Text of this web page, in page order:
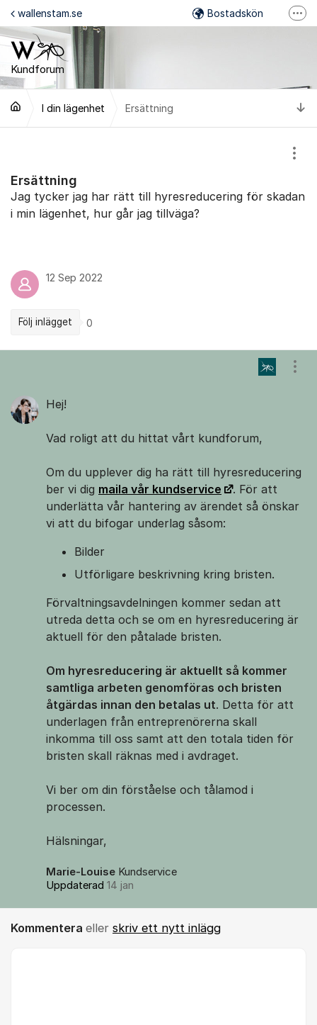
Hoppa till innehåll
Kundforum
wallenstam.se Bostadskön
Wallenstam på Facebook
I din lägenhet Ersättning
Ersättning
Jag tycker jag har rätt till hyresreducering för skadan
i min lägenhet, hur går jag tillväga?
12 Sep 2022
Följ inlägget 0
Hej!
Vad roligt att du hittat vårt kundforum,
Om du upplever dig ha rätt till hyresreducering
ber vi dig maila vår kundservice
. För att
underlätta vår hantering av ärendet så önskar
vi att du bifogar underlag såsom:
Bilder
Utförligare beskrivning kring bristen.
Förvaltningsavdelningen kommer sedan att
utreda detta och se om en hyresreducering är
aktuell för den påtalade bristen.
Om hyresreducering är aktuellt så kommer
samtliga arbeten genomföras och bristen
åtgärdas innan den betalas ut. Detta för att
underlagen från entreprenörerna skall
inkomma till oss samt att den totala tiden för
bristen skall räknas med i avdraget.
Vi ber om din förståelse och tålamod i
processen.
Hälsningar,
Marie-Louise Kundservice
Uppdaterad 14 jan
Kommentera eller skriv ett nytt inlägg